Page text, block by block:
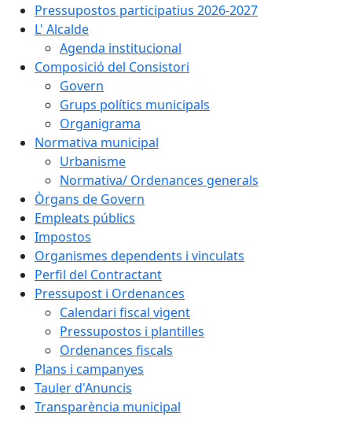
Pressupostos participatius 2026-2027
L' Alcalde
Agenda institucional
Composició del Consistori
Govern
Grups polítics municipals
Organigrama
Normativa municipal
Urbanisme
Normativa/ Ordenances generals
Òrgans de Govern
Empleats públics
Impostos
Organismes dependents i vinculats
Perfil del Contractant
Pressupost i Ordenances
Calendari fiscal vigent
Pressupostos i plantilles
Ordenances fiscals
Plans i campanyes
Tauler d'Anuncis
Transparència municipal